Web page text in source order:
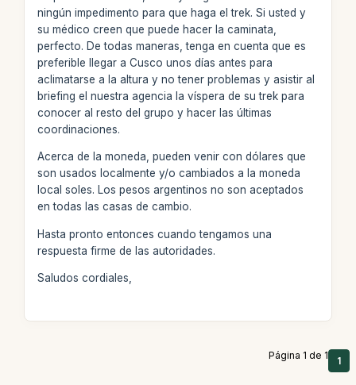
ningún impedimento para que haga el trek. Si usted y
su médico creen que puede hacer la caminata,
perfecto. De todas maneras, tenga en cuenta que es
preferible llegar a Cusco unos días antes para
aclimatarse a la altura y no tener problemas y asistir al
briefing el nuestra agencia la víspera de su trek para
conocer al resto del grupo y hacer las últimas
coordinaciones.
Acerca de la moneda, pueden venir con dólares que
son usados localmente y/o cambiados a la moneda
local soles. Los pesos argentinos no son aceptados
en todas las casas de cambio.
Hasta pronto entonces cuando tengamos una
respuesta firme de las autoridades.
Saludos cordiales,
Página 1 de 1 1